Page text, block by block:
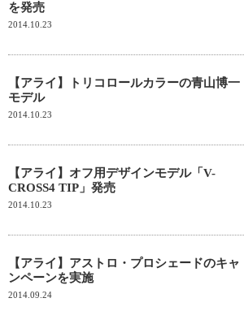
を発売
2014.10.23
【アライ】トリコロールカラーの青山博一
モデル
2014.10.23
【アライ】オフ用デザインモデル「V-
CROSS4 TIP」発売
2014.10.23
【アライ】アストロ・プロシェードのキャ
ンペーンを実施
2014.09.24